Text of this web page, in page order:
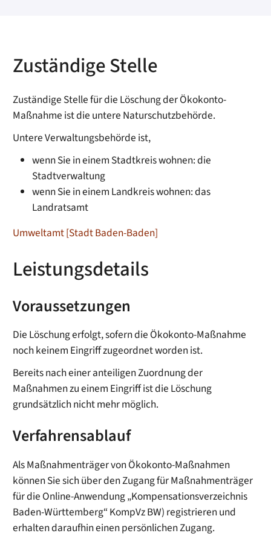
Zuständige Stelle
Zuständige Stelle für die Löschung der Ökokonto-
Maßnahme ist die untere Naturschutzbehörde.
Untere Verwaltungsbehörde ist,
wenn Sie in einem Stadtkreis wohnen: die
Stadtverwaltung
wenn Sie in einem Landkreis wohnen: das
Landratsamt
Umweltamt [Stadt Baden-Baden]
Leistungsdetails
Voraussetzungen
Die Löschung erfolgt, sofern die Ökokonto-Maßnahme
noch keinem Eingriff zugeordnet worden ist.
Bereits nach einer anteiligen Zuordnung der
Maßnahmen zu einem Eingriff ist die Löschung
grundsätzlich nicht mehr möglich.
Verfahrensablauf
Als Maßnahmenträger von Ökokonto-Maßnahmen
können Sie sich über den Zugang für Maßnahmenträger
für die Online-Anwendung „Kompensationsverzeichnis
Baden-Württemberg“ KompVz BW) registrieren und
erhalten daraufhin einen persönlichen Zugang.